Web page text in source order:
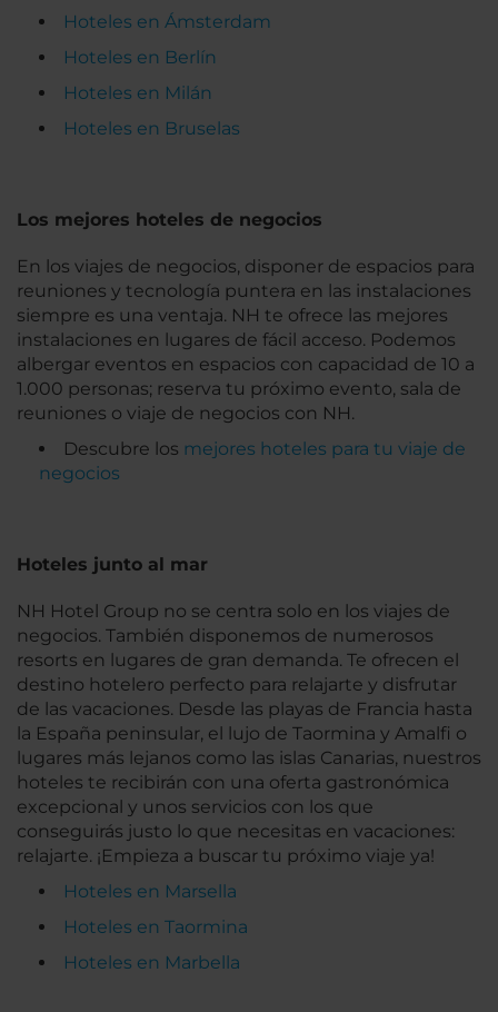
Hoteles en Ámsterdam
Hoteles en Berlín
Hoteles en Milán
Hoteles en Bruselas
Los mejores hoteles de negocios
En los viajes de negocios, disponer de espacios para
reuniones y tecnología puntera en las instalaciones
siempre es una ventaja. NH te ofrece las mejores
instalaciones en lugares de fácil acceso. Podemos
albergar eventos en espacios con capacidad de 10 a
1.000 personas; reserva tu próximo evento, sala de
reuniones o viaje de negocios con NH.
Descubre los mejores hoteles para tu viaje de
negocios
Hoteles junto al mar
NH Hotel Group no se centra solo en los viajes de
negocios. También disponemos de numerosos
resorts en lugares de gran demanda. Te ofrecen el
destino hotelero perfecto para relajarte y disfrutar
de las vacaciones. Desde las playas de Francia hasta
la España peninsular, el lujo de Taormina y Amalfi o
lugares más lejanos como las islas Canarias, nuestros
hoteles te recibirán con una oferta gastronómica
excepcional y unos servicios con los que
conseguirás justo lo que necesitas en vacaciones:
relajarte. ¡Empieza a buscar tu próximo viaje ya!
Hoteles en Marsella
Hoteles en Taormina
Hoteles en Marbella